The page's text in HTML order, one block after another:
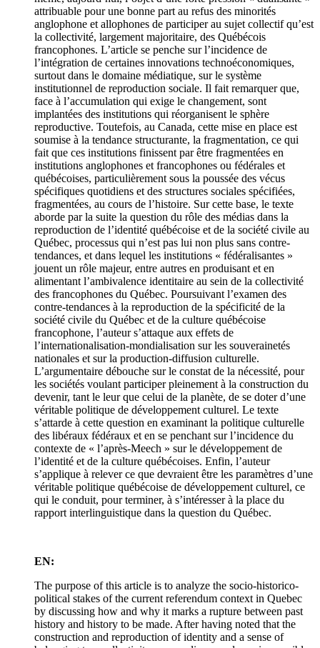
attribuable pour une bonne part au refus des minorités
anglophone et allophones de participer au sujet collectif qu’est
la collectivité, largement majoritaire, des Québécois
francophones. L’article se penche sur l’incidence de
l’intégration de certaines innovations technoéconomiques,
surtout dans le domaine médiatique, sur le système
institutionnel de reproduction sociale. Il fait remarquer que,
face à l’accumulation qui exige le changement, sont
implantées des institutions qui réorganisent le sphère
reproductive. Toutefois, au Canada, cette mise en place est
soumise à la tendance structurante, la fragmentation, ce qui
fait que ces institutions finissent par être fragmentées en
institutions anglophones et francophones ou fédérales et
québécoises, particulièrement sous la poussée des vécus
spécifiques quotidiens et des structures sociales spécifiées,
fragmentées, au cours de l’histoire. Sur cette base, le texte
aborde par la suite la question du rôle des médias dans la
reproduction de l’identité québécoise et de la société civile au
Québec, processus qui n’est pas lui non plus sans contre-
tendances, et dans lequel les institutions « fédéralisantes »
jouent un rôle majeur, entre autres en produisant et en
alimentant l’ambivalence identitaire au sein de la collectivité
des francophones du Québec. Poursuivant l’examen des
contre-tendances à la reproduction de la spécificité de la
société civile du Québec et de la culture québécoise
francophone, l’auteur s’attaque aux effets de
l’internationalisation-mondialisation sur les souverainetés
nationales et sur la production-diffusion culturelle.
L’argumentaire débouche sur le constat de la nécessité, pour
les sociétés voulant participer pleinement à la construction du
devenir, tant le leur que celui de la planète, de se doter d’une
véritable politique de développement culturel. Le texte
s’attarde à cette question en examinant la politique culturelle
des libéraux fédéraux et en se penchant sur l’incidence du
contexte de « l’après-Meech » sur le développement de
l’identité et de la culture québécoises. Enfin, l’auteur
s’applique à relever ce que devraient être les paramètres d’une
véritable politique québécoise de développement culturel, ce
qui le conduit, pour terminer, à s’intéresser à la place du
rapport interlinguistique dans la question du Québec.
EN:
The purpose of this article is to analyze the socio-historico-
political stakes of the current referendum context in Quebec
by discussing how and why it marks a rupture between past
history and history to be made. After having noted that the
construction and reproduction of identity and a sense of